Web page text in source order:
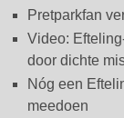
Pretparkfan
Video:
door dichte
Nóg een
meedoen